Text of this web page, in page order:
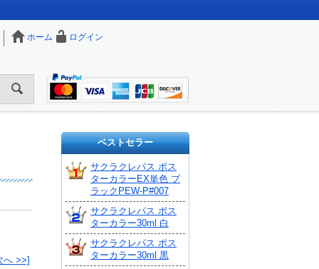
ホーム ログイン
へ >>]
ベストセラー
サクラクレパス ポス
ターカラーEX単色 ブ
ラックPEW-P#007
サクラクレパス ポス
ターカラー30ml 白
サクラクレパス ポス
ターカラー30ml 黒